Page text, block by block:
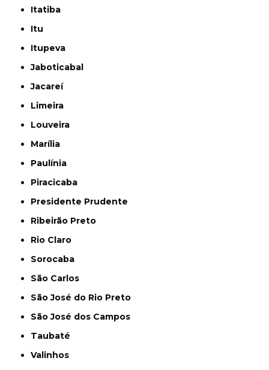
Itatiba
Itu
Itupeva
Jaboticabal
Jacareí
Limeira
Louveira
Marília
Paulínia
Piracicaba
Presidente Prudente
Ribeirão Preto
Rio Claro
Sorocaba
São Carlos
São José do Rio Preto
São José dos Campos
Taubaté
Valinhos